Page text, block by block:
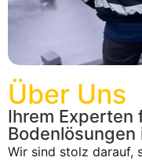
Über Uns
Ihrem
Wir sind stolz darauf,